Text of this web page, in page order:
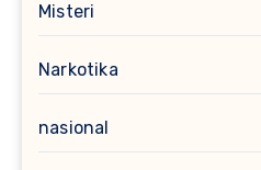
Misteri
Narkotika
nasional